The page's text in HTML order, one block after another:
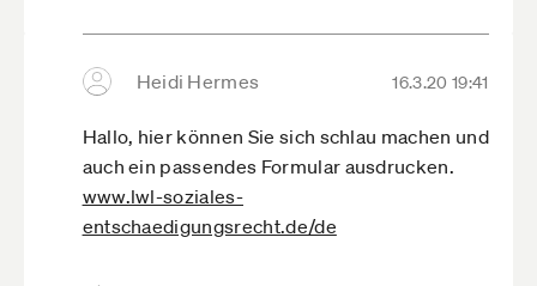
Heidi Hermes 16.3.20 19:41
Hallo, hier können Sie sich schlau machen und
auch ein passendes Formular ausdrucken.
www.lwl-soziales-
entschaedigungsrecht.de­/de